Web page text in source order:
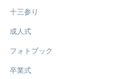
十三参り
成人式
フォトブック
卒業式